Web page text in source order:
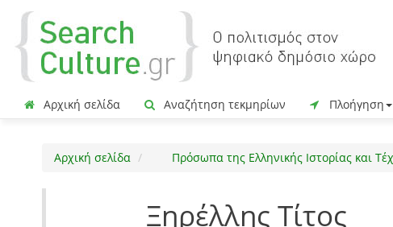
Αρχική σελίδα Αναζήτηση τεκμηρίων Πλοήγηση
Αρχική σελίδα Πρόσωπα της Ελληνικής Ιστορίας και
Ξηρέλλης Τίτος